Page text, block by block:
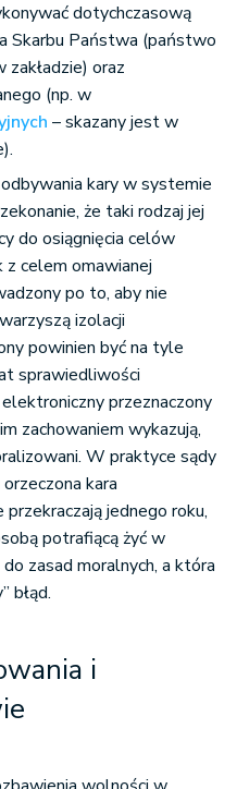
dotychczasową
Skarbu Państwa (państwo
zakładzie) oraz
(np. w
– skazany jest w
kary w systemie
że taki rodzaj jej
do osiągnięcia celów
celem omawianej
po to, aby nie
izolacji
powinien być na tyle
sprawiedliwości
przeznaczony
zachowaniem wykazują,
W praktyce sądy
kara
jednego roku,
potrafiącą żyć w
zasad moralnych, a która
błąd.
i